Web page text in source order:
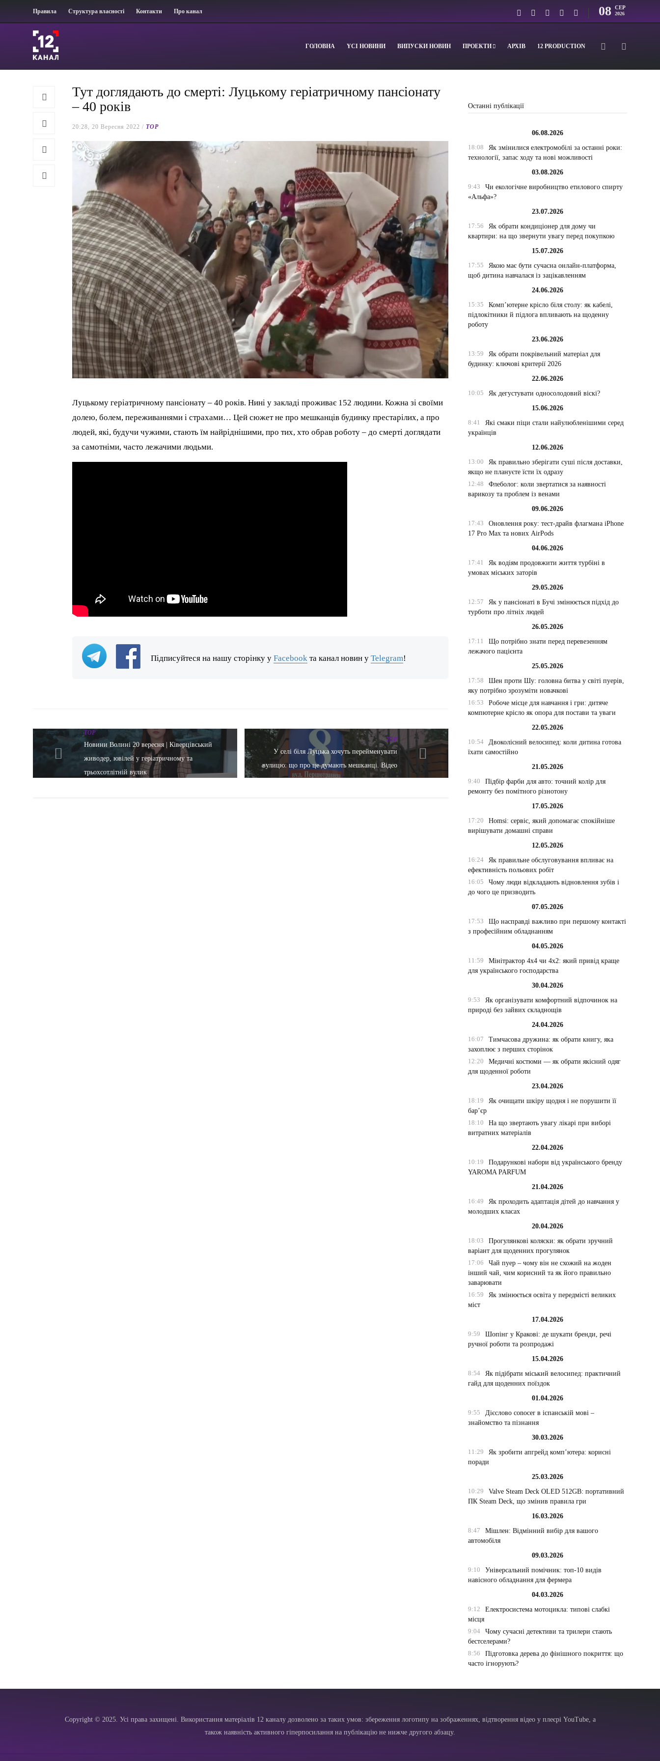
Правила Структура власності Контакти Про канал 08 СЕР
2026
ГОЛОВНА YСІ НОВИНИ ВИПУСКИ НОВИН ПРОЕКТИ АРХІВ 12 PRODUCTION
Тут доглядають до смерті: Луцькому геріатричному пансіонату
– 40 років
20:28, 20 Вересня 2022 / TOP
Луцькому геріатричному пансіонату – 40 років. Нині у закладі проживає 152 людини. Кожна зі своїми
долею, болем, переживаннями і страхами… Цей сюжет не про мешканців будинку престарілих, а про
людей, які, будучи чужими, стають їм найріднішими, про тих, хто обрав роботу – до смерті доглядати
за самотніми, часто лежачими людьми.
Підписуйтеся на нашу сторінку уFacebook та канал новин уTelegram!
TOP
Новини Волині 20 вересня | Ківерцівський
живодер, ювілей у геріатричному та
трьохсотлітній вулик
TOP
У селі біля Луцька хочуть перейменувати
вулицю: що про це думають мешканці. Відео
Останні публікації
06.08.2026
18:08
Як змінилися електромобілі за останні роки:
технології, запас ходу та нові можливості
03.08.2026
9:43
Чи екологічне виробництво етилового спирту
«Альфа»?
23.07.2026
17:56
Як обрати кондиціонер для дому чи
квартири: на що звернути увагу перед покупкою
15.07.2026
17:55
Якою має бути сучасна онлайн-платформа,
щоб дитина навчалася із зацікавленням
24.06.2026
15:35
Комп’ютерне крісло біля столу: як кабелі,
підлокітники й підлога впливають на щоденну
роботу
23.06.2026
13:59
Як обрати покрівельний матеріал для
будинку: ключові критерії 2026
22.06.2026
10:05
Як дегустувати односолодовий віскі?
15.06.2026
8:41
Які смаки піци стали найулюбленішими серед
українців
12.06.2026
13:00
Як правильно зберігати суші після доставки,
якщо не плануєте їсти їх одразу
12:48
Флеболог: коли звертатися за наявності
варикозу та проблем із венами
09.06.2026
17:43
Оновлення року: тест-драйв флагмана iPhone
17 Pro Max та нових AirPods
04.06.2026
17:41
Як водіям продовжити життя турбіні в
умовах міських заторів
29.05.2026
12:57
Як у пансіонаті в Бучі змінюється підхід до
турботи про літніх людей
26.05.2026
17:11
Що потрібно знати перед перевезенням
лежачого пацієнта
25.05.2026
17:58
Шен проти Шу: головна битва у світі пуерів,
яку потрібно зрозуміти новачкові
16:53
Робоче місце для навчання і гри: дитяче
компютерне крісло як опора для постави та уваги
22.05.2026
10:54
Двоколісний велосипед: коли дитина готова
їхати самостійно
21.05.2026
9:40
Підбір фарби для авто: точний колір для
ремонту без помітного різнотону
17.05.2026
17:20
Homsi: сервіс, який допомагає спокійніше
вирішувати домашні справи
12.05.2026
16:24
Як правильне обслуговування впливає на
ефективність польових робіт
16:05
Чому люди відкладають відновлення зубів і
до чого це призводить
07.05.2026
17:53
Що насправді важливо при першому контакті
з професійним обладнанням
04.05.2026
11:59
Мінітрактор 4х4 чи 4х2: який привід краще
для українського господарства
30.04.2026
9:53
Як організувати комфортний відпочинок на
природі без зайвих складнощів
24.04.2026
16:07
Тимчасова дружина: як обрати книгу, яка
захоплює з перших сторінок
12:20
Медичні костюми — як обрати якісний одяг
для щоденної роботи
23.04.2026
18:19
Як очищати шкіру щодня і не порушити її
бар’єр
18:10
На що звертають увагу лікарі при виборі
витратних матеріалів
22.04.2026
10:19
Подарункові набори від українського бренду
YAROMA PARFUM
21.04.2026
16:49
Як проходить адаптація дітей до навчання у
молодших класах
20.04.2026
18:03
Прогулянкові коляски: як обрати зручний
варіант для щоденних прогулянок
17:06
Чай пуер – чому він не схожий на жоден
інший чай, чим корисний та як його правильно
заварювати
16:59
Як змінюється освіта у передмісті великих
міст
17.04.2026
9:59
Шопінг у Кракові: де шукати бренди, речі
ручної роботи та розпродажі
15.04.2026
8:54
Як підібрати міський велосипед: практичний
гайд для щоденних поїздок
01.04.2026
9:55
Дієслово conocer в іспанській мові –
знайомство та пізнання
30.03.2026
11:29
Як зробити апгрейд комп’ютера: корисні
поради
25.03.2026
10:29
Valve Steam Deck OLED 512GB: портативний
ПК Steam Deck, що змінив правила гри
16.03.2026
8:47
Мішлен: Відмінний вибір для вашого
автомобіля
09.03.2026
9:10
Універсальний помічник: топ-10 видів
навісного обладнання для фермера
04.03.2026
9:12
Електросистема мотоцикла: типові слабкі
місця
9:04
Чому сучасні детективи та трилери стають
бестселерами?
8:56
Підготовка дерева до фінішного покриття: що
часто ігнорують?
Copyright © 2025. Усі права захищені. Використання матеріалів 12 каналу дозволено за таких умов: збереження логотипу на зображеннях, відтворення відео у плеєрі YouTube, а
також наявність активного гіперпосилання на публікацію не нижче другого абзацу.